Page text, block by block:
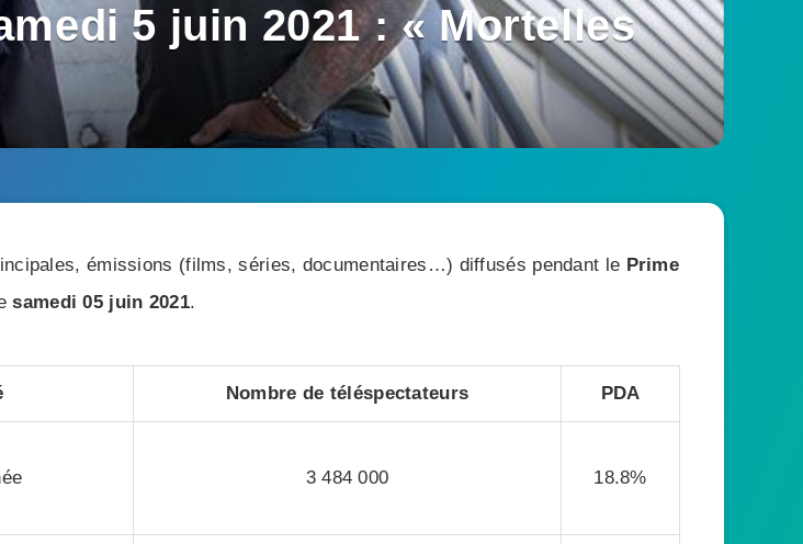
5 juin 2021 : « Mortelles
émissions (films, séries, documentaires…) diffusés pendant le Prime
samedi 05 juin 2021.
Nombre de téléspectateurs PDA
3 484 000 18.8%